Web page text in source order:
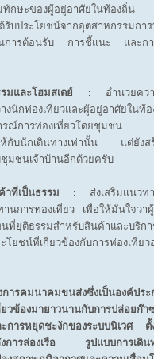
มทักษะของผู้อยู่อาศัยในท้องถิ่น
รับประโยชน์จากอุตสาหกรรมก
นการต้อนรับ การชี้แนะ และกา
รมและโฮมสเตย์ :
อำนวยควา
งนักท่องเที่ยวและผู้อยู่อาศัยในท้
ารณ์การท่องเที่ยวโดยชุมชน
ห้กับนักเดินทางเท่านั้น แต่ยังสร้
ชุมชนเจ้าบ้านอีกด้วยครับ
ค้าที่เป็นธรรม :
ส่งเสริมแนวท
านการท่องเที่ยว เพื่อให้มั่นใจว่า
ที่ยุติธรรมสำหรับสินค้าและบริก
โยชน์ที่เกี่ยวข้องกับการท่องเที่ยว
การคมนาคมขนส่งซึ่งเป็นองค์ปร
ยวข้องมายาวนานกับการปล่อยก๊า
ารหยุดชะงักของระบบนิเวศ ตั้
งการล่องเรือ รูปแบบการเดินท